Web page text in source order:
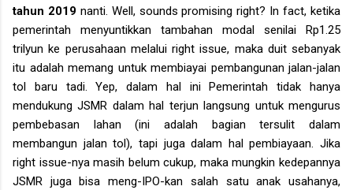
tahun 2019nanti. Well, sounds promising right? In fact, ketika
pemerintah menyuntikkan tambahan modal senilai Rp1.25
trilyun ke perusahaan melalui right issue, maka duit sebanyak
itu adalah memang untuk membiayai pembangunan jalan-jalan
tol baru tadi. Yep, dalam hal ini Pemerintah tidak hanya
mendukung JSMR dalam hal terjun langsung untuk mengurus
pembebasan lahan (ini adalah bagian tersulit dalam
membangun jalan tol), tapi juga dalam hal pembiayaan. Jika
right issue-nya masih belum cukup, maka mungkin kedepannya
JSMR juga bisa meng-IPO-kan salah satu anak usahanya,